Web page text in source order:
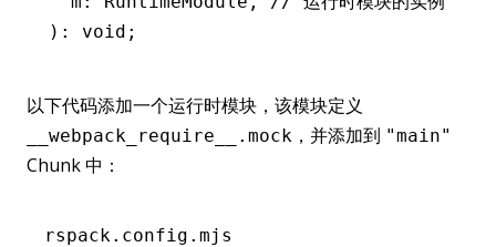
): void ;
以下代码添加一个运行时模块，该模块定义
__webpack_require__.mock ，并添加到 "main"
Chunk 中：
rspack.config.mjs